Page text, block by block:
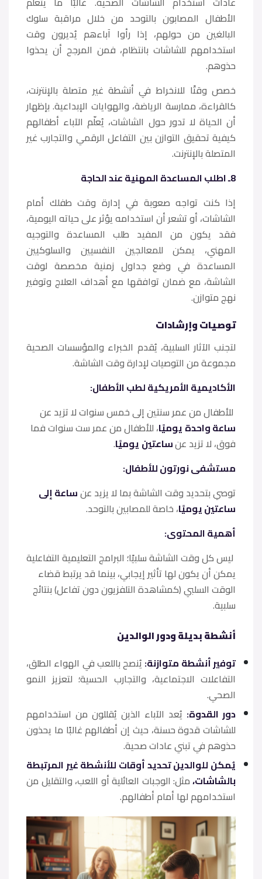
الأطفال المصابون بالتوحد من خلال مراقبة سلوك
البالغين من حولهم، إذا رأوا آباءهم يُديرون وقت
استخدامهم للشاشات بانتظام، فمن المرجح أن يحذوا
حذوهم.
خصص وقتًا للانخراط في أنشطة غير متصلة بالإنترنت،
كالقراءة، ممارسة الرياضة، والهوايات الإبداعية. بإظهار
أن الحياة لا تدور حول الشاشات، يُعلّم الآباء أطفالهم
كيفية تحقيق التوازن بين التفاعل الرقمي والتجارب غير
المتصلة بالإنترنت.
8ـ اطلب المساعدة المهنية عند الحاجة
إذا كنت تواجه صعوبة في إدارة وقت طفلك أمام
الشاشات، أو تشعر أن استخدامه يؤثر على حياته اليومية،
فقد يكون من المفيد طلب المساعدة والتوجيه
المهني، يمكن للمعالجين النفسيين والسلوكيين
المساعدة في وضع جداول زمنية مخصصة لوقت
الشاشة، مع ضمان توافقها مع أهداف العلاج وتوفير
نهج متوازن.
​توصيات وإرشادات
​لتجنب الآثار السلبية، يُقدم الخبراء والمؤسسات الصحية
مجموعة من التوصيات لإدارة وقت الشاشة.
الأكاديمية الأمريكية لطب الأطفال:
للأطفال من عمر سنتين إلى خمس سنوات لا تزيد عن
ساعة واحدة يوميًا، ​للأطفال من عمر ست سنوات فما
فوق، لا تزيد عنساعتين يوميًا.
​مستشفى نورتون للأطفال:
توصي بتحديد وقت الشاشة بما لا يزيد عنساعة إلى
ساعتين يوميًا، خاصة للمصابين بالتوحد.
​أهمية المحتوى:
ليس كل وقت الشاشة سلبيًا؛ البرامج التعليمية التفاعلية
يمكن أن يكون لها تأثير إيجابي، بينما قد يرتبط قضاء
الوقت السلبي (كمشاهدة التلفزيون دون تفاعل) بنتائج
سلبية.
​أنشطة بديلة ودور الوالدين
​توفير أنشطة متوازنة: يُنصح باللعب في الهواء الطلق،
التفاعلات الاجتماعية، والتجارب الحسية؛ لتعزيز النمو
الصحي.
​دور القدوة: يُعد الآباء الذين يُقللون من استخدامهم
للشاشات قدوة حسنة، حيث إن أطفالهم غالبًا ما يحذون
حذوهم في تبني عادات صحية.
​يُمكن للوالدين تحديد أوقات للأنشطة غير المرتبطة
بالشاشات،مثل: الوجبات العائلية أو اللعب، والتقليل من
استخدامهم لها أمام أطفالهم.